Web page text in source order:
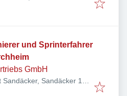
und Sprinterfahrer
GmbH
Sandäcker 1,
Deutschland